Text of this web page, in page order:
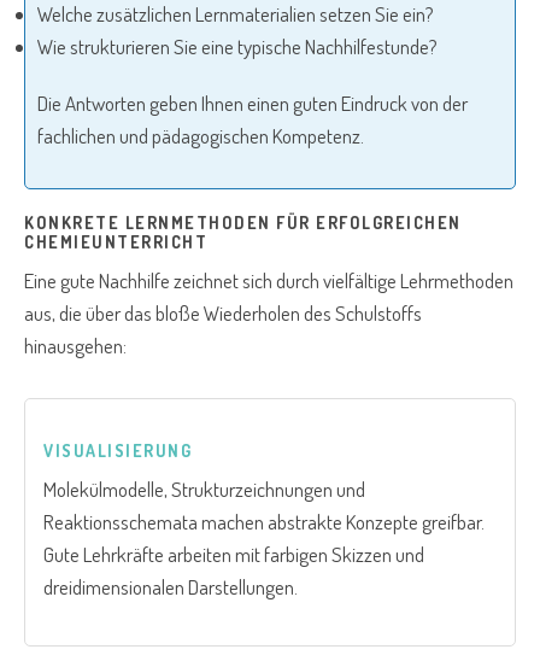
Welche zusätzlichen Lernmaterialien setzen Sie ein?
Wie strukturieren Sie eine typische Nachhilfestunde?
Die Antworten geben Ihnen einen guten Eindruck von der
fachlichen und pädagogischen Kompetenz.
KONKRETE LERNMETHODEN FÜR ERFOLGREICHEN
CHEMIEUNTERRICHT
Eine gute Nachhilfe zeichnet sich durch vielfältige Lehrmethoden
aus, die über das bloße Wiederholen des Schulstoffs
hinausgehen:
VISUALISIERUNG
Molekülmodelle, Strukturzeichnungen und
Reaktionsschemata machen abstrakte Konzepte greifbar.
Gute Lehrkräfte arbeiten mit farbigen Skizzen und
dreidimensionalen Darstellungen.